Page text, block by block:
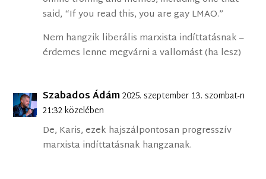
said, “If you read this, you are gay LMAO.”
Nem hangzik liberális marxista indíttatásnak –
érdemes lenne megvárni a vallomást (ha lesz)
Szabados Ádám2025. szeptember 13. szombat-n
21:32 közelében
De, Karis, ezek hajszálpontosan progresszív
marxista indíttatásnak hangzanak.